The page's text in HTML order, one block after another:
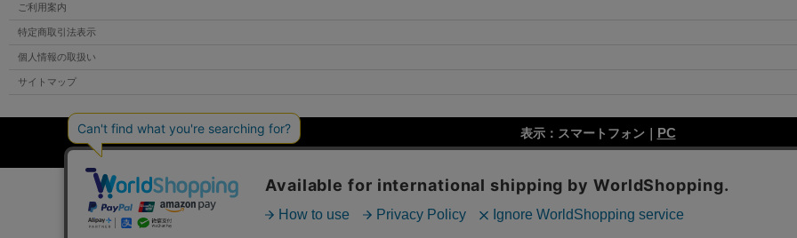
ご利用案内
特定商取引法表示
個人情報の取扱い
サイトマップ
表示：スマートフォン｜ PC
Copyright (C) All Rights Reserved.